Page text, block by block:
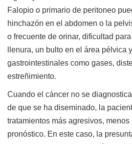
Falopio o primario de peritoneo
hinchazón en el abdomen o la
o frecuente de orinar, dificultad
llenura, un bulto en el área pélvica
gastrointestinales como gases,
estreñimiento.
Cuando el cáncer no se
de que se ha diseminado, la
tratamientos más agresivos,
pronóstico. En este caso, la